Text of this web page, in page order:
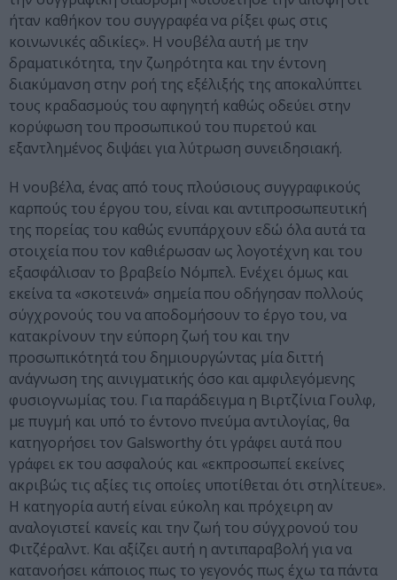
ήταν καθήκον του συγγραφέα να ρίξει φως στις
κοινωνικές αδικίες». Η νουβέλα αυτή με την
δραματικότητα, την ζωηρότητα και την έντονη
διακύμανση στην ροή της εξέλιξής της αποκαλύπτει
τους κραδασμούς του αφηγητή καθώς οδεύει στην
κορύφωση του προσωπικού του πυρετού και
εξαντλημένος διψάει για λύτρωση συνειδησιακή.
Η νουβέλα, ένας από τους πλούσιους συγγραφικούς
καρπούς του έργου του, είναι και αντιπροσωπευτική
της πορείας του καθώς ενυπάρχουν εδώ όλα αυτά τα
στοιχεία που τον καθιέρωσαν ως λογοτέχνη και του
εξασφάλισαν το βραβείο Νόμπελ. Ενέχει όμως και
εκείνα τα «σκοτεινά» σημεία που οδήγησαν πολλούς
σύγχρονούς του να αποδομήσουν το έργο του, να
κατακρίνουν την εύπορη ζωή του και την
προσωπικότητά του δημιουργώντας μία διττή
ανάγνωση της αινιγματικής όσο και αμφιλεγόμενης
φυσιογνωμίας του. Για παράδειγμα η Βιρτζίνια Γουλφ,
με πυγμή και υπό το έντονο πνεύμα αντιλογίας, θα
κατηγορήσει τον Galsworthy ότι γράφει αυτά που
γράφει εκ του ασφαλούς και «εκπροσωπεί εκείνες
ακριβώς τις αξίες τις οποίες υποτίθεται ότι στηλίτευε».
Η κατηγορία αυτή είναι εύκολη και πρόχειρη αν
αναλογιστεί κανείς και την ζωή του σύγχρονού του
Φιτζέραλντ. Και αξίζει αυτή η αντιπαραβολή για να
κατανοήσει κάποιος πως το γεγονός πως έχω τα πάντα